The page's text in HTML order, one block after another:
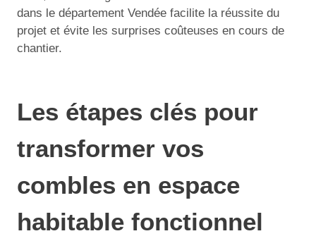
dans le département Vendée facilite la réussite du
projet et évite les surprises coûteuses en cours de
chantier.
Les étapes clés pour
transformer vos
combles en espace
habitable fonctionnel